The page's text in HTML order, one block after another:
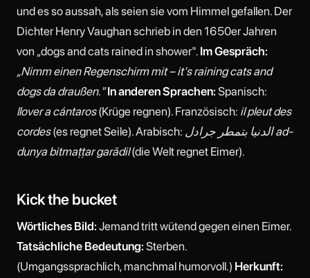
und es so aussah, als seien sie vom Himmel gefallen. Der
Dichter Henry Vaughan schrieb in den 1650er Jahren
von „dogs and cats rained in shower". Im Gespräch:
„Nimm einen Regenschirm mit – it's raining cats and
dogs da draußen." In anderen Sprachen: Spanisch:
llover a cántaros(Krüge regnen). Französisch: il pleut des
cordes(es regnet Seile). Arabisch: الدنيا بتمطر جرادل ad-
dunya bitmaṭṭar garādil(die Welt regnet Eimer).
Kick the bucket
Wörtliches Bild: Jemand tritt wütend gegen einen Eimer.
Tatsächliche Bedeutung: Sterben.
(Umgangssprachlich, manchmal humorvoll.) Herkunft: